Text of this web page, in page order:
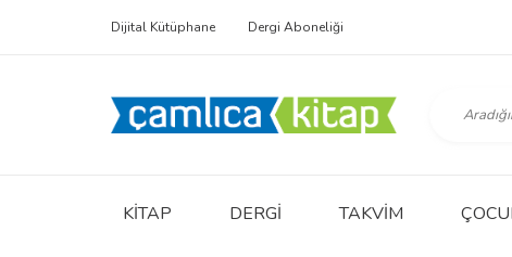
Dijital Kütüphane Dergi Aboneliği
KITAP DERGI TAKVIM